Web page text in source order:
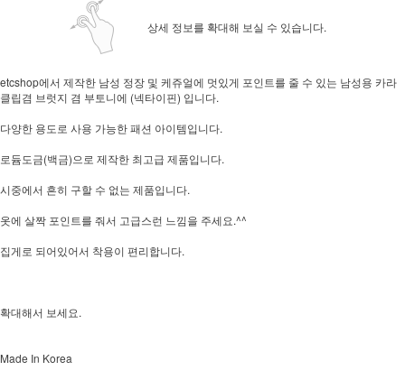
상세 정보를 확대해 보실 수 있습니다.
etcshop에서 제작한 남성 정장 및 케쥬얼에 멋있게 포인트를 줄 수 있는 남성용 카라
클립겸 브럿지 겸 부토니에 (넥타이핀) 입니다.
다양한 용도로 사용 가능한 패션 아이템입니다.
로듐도금(백금)으로 제작한 최고급 제품입니다.
시중에서 흔히 구할 수 없는 제품입니다.
옷에 살짝 포인트를 줘서 고급스런 느낌을 주세요.^^
집게로 되어있어서 착용이 편리합니다.
확대해서 보세요.
Made In Korea